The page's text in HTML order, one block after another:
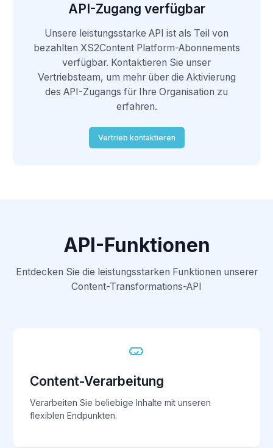
API-Zugang verfügbar
Unsere leistungsstarke API ist als Teil von
bezahlten XS2Content Platform-Abonnements
verfügbar. Kontaktieren Sie unser
Vertriebsteam, um mehr über die Aktivierung
des API-Zugangs für Ihre Organisation zu
erfahren.
Vertrieb kontaktieren
API-Funktionen
Entdecken Sie die leistungsstarken Funktionen unserer
Content-Transformations-API
Content-Verarbeitung
Verarbeiten Sie beliebige Inhalte mit unseren
flexiblen Endpunkten.